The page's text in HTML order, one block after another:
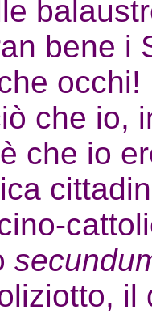
bene i
che io,
che io